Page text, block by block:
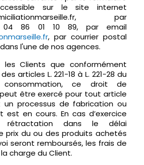
sur le site internet
par
04 86 01 10 89, par email
, par courrier postal
l'une de nos agences.
les Clients que conformément
articles L. 221-18 à L. 221-28 du
ce droit de
être exercé pour tout article
un processus de fabrication ou
est en cours. En cas d’exercice
dans le délai
prix du ou des produits achetés
seront remboursés, les frais de
charge du Client.